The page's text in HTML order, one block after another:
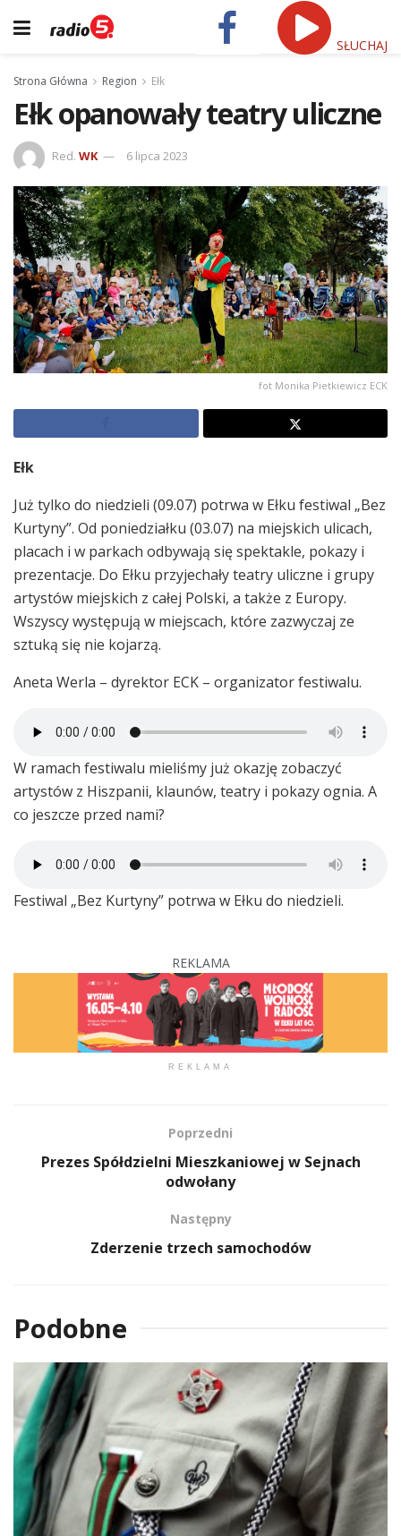
SŁUCHAJ
Strona Główna Region Ełk
Ełk opanowały teatry uliczne
Red. WK 6 lipca 2023
fot Monika Pietkiewicz ECK
Ełk
Już tylko do niedzieli (09.07) potrwa w Ełku festiwal „Bez
Kurtyny”. Od poniedziałku (03.07) na miejskich ulicach,
placach i w parkach odbywają się spektakle, pokazy i
prezentacje. Do Ełku przyjechały teatry uliczne i grupy
artystów miejskich z całej Polski, a także z Europy.
Wszyscy występują w miejscach, które zazwyczaj ze
sztuką się nie kojarzą.
Aneta Werla – dyrektor ECK – organizator festiwalu.
W ramach festiwalu mieliśmy już okazję zobaczyć
artystów z Hiszpanii, klaunów, teatry i pokazy ognia. A
co jeszcze przed nami?
Festiwal „Bez Kurtyny” potrwa w Ełku do niedzieli.
REKLAMA
REKLAMA
Poprzedni
Prezes Spółdzielni Mieszkaniowej w Sejnach
odwołany
Następny
Zderzenie trzech samochodów
Podobne